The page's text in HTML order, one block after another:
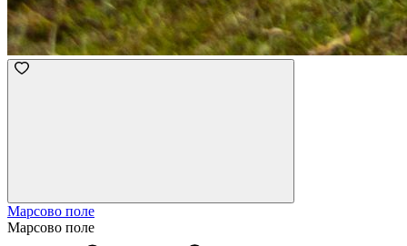
Марсово поле
Марсово поле